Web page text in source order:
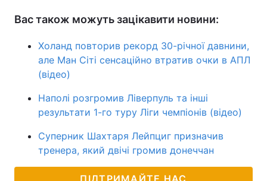
Вас також можуть зацікавити новини:
Холанд повторив рекорд 30-річної давнини,
але Ман Сіті сенсаційно втратив очки в АПЛ
(відео)
Наполі розгромив Ліверпуль та інші
результати 1-го туру Ліги чемпіонів (відео)
Суперник Шахтаря Лейпциг призначив
тренера, який двічі громив донеччан
ПІДТРИМАЙТЕ НАС